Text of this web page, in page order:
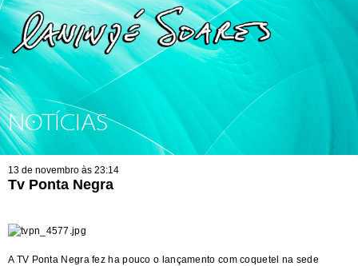
NOTÍCIAS
13 de novembro às 23:14
Tv Ponta Negra
A TV Ponta Negra fez ha pouco o lançamento com coquetel na sede